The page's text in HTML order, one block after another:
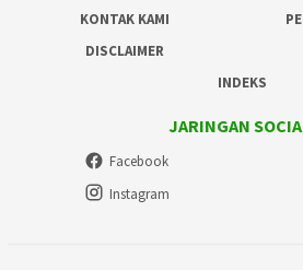
KONTAK KAMI
DISCLAIMER
INDEKS
JARINGAN
Facebook
Instagram